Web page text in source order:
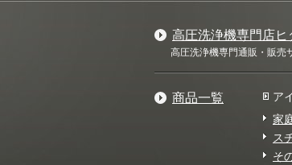
高圧洗浄機専門店
高圧洗浄機専門通販・販売
商品一覧
ア
家
ス
そ